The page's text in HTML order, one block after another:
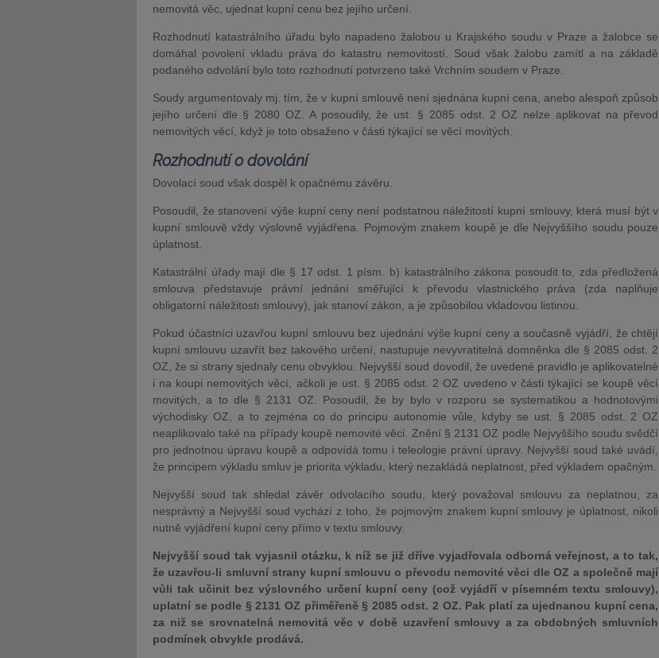
nemovitá věc, ujednat kupní cenu bez jejího určení.
Rozhodnutí katastrálního úřadu bylo napadeno žalobou u Krajského soudu v Praze a žalobce se
domáhal povolení vkladu práva do katastru nemovitostí. Soud však žalobu zamítl a na základě
podaného odvolání bylo toto rozhodnutí potvrzeno také Vrchním soudem v Praze.
Soudy argumentovaly mj. tím, že v kupní smlouvě není sjednána kupní cena, anebo alespoň způsob
jejího určení dle § 2080 OZ. A posoudily, že ust. § 2085 odst. 2 OZ nelze aplikovat na převod
nemovitých věcí, když je toto obsaženo v části týkající se věcí movitých.
Rozhodnutí o dovolání
Dovolací soud však dospěl k opačnému závěru.
Posoudil, že stanovení výše kupní ceny není podstatnou náležitostí kupní smlouvy, která musí být v
kupní smlouvě vždy výslovně vyjádřena. Pojmovým znakem koupě je dle Nejvyššího soudu pouze
úplatnost.
Katastrální úřady mají dle § 17 odst. 1 písm. b) katastrálního zákona posoudit to, zda předložená
smlouva představuje právní jednání směřující k převodu vlastnického práva (zda naplňuje
obligatorní náležitosti smlouvy), jak stanoví zákon, a je způsobilou vkladovou listinou.
Pokud účastníci uzavřou kupní smlouvu bez ujednání výše kupní ceny a současně vyjádří, že chtějí
kupní smlouvu uzavřít bez takového určení, nastupuje nevyvratitelná domněnka dle § 2085 odst. 2
OZ, že si strany sjednaly cenu obvyklou. Nejvyšší soud dovodil, že uvedené pravidlo je aplikovatelné
i na koupi nemovitých věcí, ačkoli je ust. § 2085 odst. 2 OZ uvedeno v části týkající se koupě věcí
movitých, a to dle § 2131 OZ. Posoudil, že by bylo v rozporu se systematikou a hodnotovými
východisky OZ, a to zejména co do principu autonomie vůle, kdyby se ust. § 2085 odst. 2 OZ
neaplikovalo také na případy koupě nemovité věci. Znění § 2131 OZ podle Nejvyššího soudu svědčí
pro jednotnou úpravu koupě a odpovídá tomu i teleologie právní úpravy. Nejvyšší soud také uvádí,
že principem výkladu smluv je priorita výkladu, který nezakládá neplatnost, před výkladem opačným.
Nejvyšší soud tak shledal závěr odvolacího soudu, který považoval smlouvu za neplatnou, za
nesprávný a Nejvyšší soud vychází z toho, že pojmovým znakem kupní smlouvy je úplatnost, nikoli
nutně vyjádření kupní ceny přímo v textu smlouvy.
Nejvyšší soud tak vyjasnil otázku, k níž se již dříve vyjadřovala odborná veřejnost, a to tak,
že uzavřou-li smluvní strany kupní smlouvu o převodu nemovité věci dle OZ a společně mají
vůli tak učinit bez výslovného určení kupní ceny (což vyjádří v písemném textu smlouvy),
uplatní se podle § 2131 OZ přiměřeně § 2085 odst. 2 OZ. Pak platí za ujednanou kupní cena,
za niž se srovnatelná nemovitá věc v době uzavření smlouvy a za obdobných smluvních
podmínek obvykle prodává.